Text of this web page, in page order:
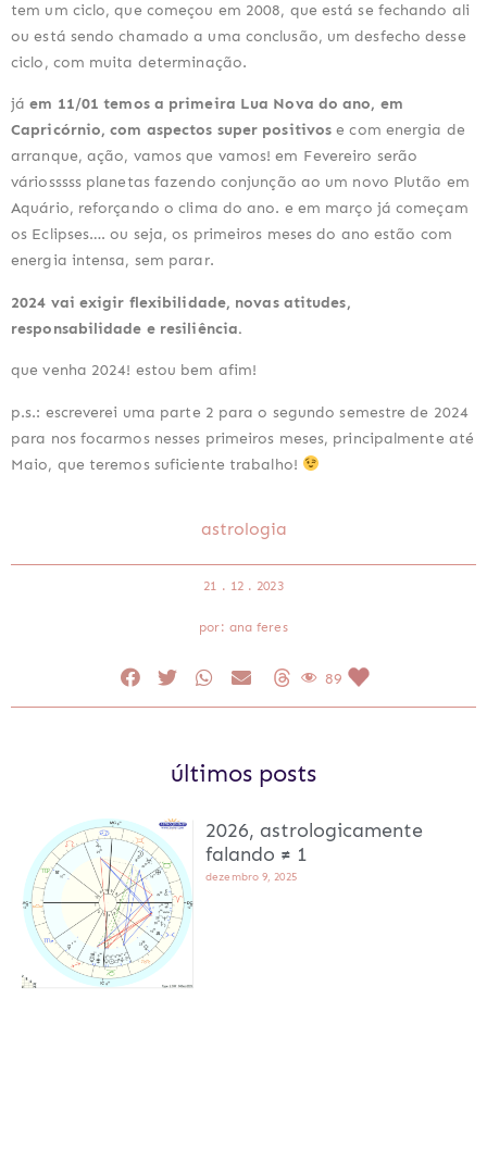
tem um ciclo, que começou em 2008, que está se fechando ali
ou está sendo chamado a uma conclusão, um desfecho desse
ciclo, com muita determinação.
jáem 11/01 temos a primeira Lua Nova do ano, em
Capricórnio, com aspectos super positivos e com energia de
arranque, ação, vamos que vamos! em Fevereiro serão
váriosssss planetas fazendo conjunção ao um novo Plutão em
Aquário, reforçando o clima do ano. e em março já começam
os Eclipses…. ou seja, os primeiros meses do ano estão com
energia intensa, sem parar.
2024 vai exigir flexibilidade, novas atitudes,
responsabilidade e resiliência.
que venha 2024! estou bem afim!
p.s.: escreverei uma parte 2 para o segundo semestre de 2024
para nos focarmos nesses primeiros meses, principalmente até
Maio, que teremos suficiente trabalho!
astrologia
21 . 12 . 2023
por: ana feres
89
últimos posts
2026, astrologicamente
falando ≠ 1
dezembro 9, 2025